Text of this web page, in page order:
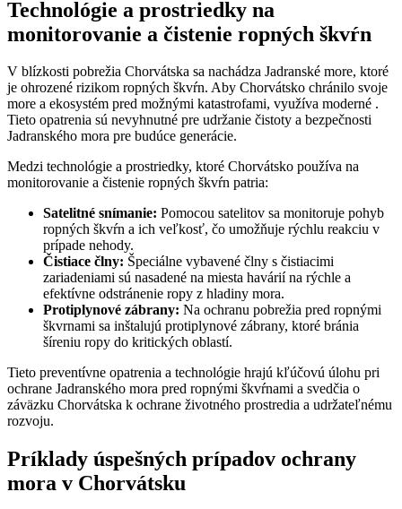
Technológie a prostriedky na
monitorovanie a čistenie ropných škvŕn
V blízkosti pobrežia Chorvátska sa nachádza Jadranské more, ktoré
je ohrozené rizikom ropných škvŕn. Aby Chorvátsko chránilo svoje
more a ekosystém pred možnými katastrofami, využíva moderné .
Tieto opatrenia sú nevyhnutné pre udržanie čistoty a bezpečnosti
Jadranského mora pre budúce generácie.
Medzi technológie a prostriedky, ktoré Chorvátsko používa na
monitorovanie a čistenie ropných škvŕn patria:
Satelitné snímanie: Pomocou satelitov sa monitoruje pohyb
ropných škvŕn a ich veľkosť, čo umožňuje rýchlu reakciu v
prípade nehody.
Čistiace člny: Špeciálne vybavené člny s čistiacimi
zariadeniami sú nasadené na miesta havárií na rýchle a
efektívne odstránenie ropy z hladiny mora.
Protiplynové zábrany: Na ochranu pobrežia pred ropnými
škvrnami sa inštalujú protiplynové zábrany, ktoré bránia
šíreniu ropy do kritických oblastí.
Tieto preventívne opatrenia a technológie hrajú kľúčovú úlohu pri
ochrane Jadranského mora pred ropnými škvŕnami a svedčia o
záväzku Chorvátska k ochrane životného prostredia a udržateľnému
rozvoju.
Príklady úspešných prípadov ochrany
mora v Chorvátsku